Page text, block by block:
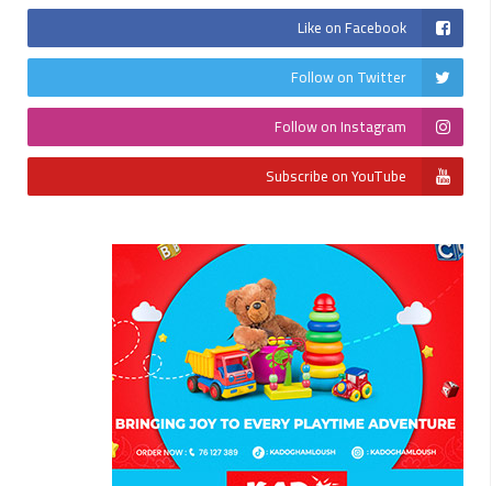
Like on Facebook
Follow on Twitter
Follow on Instagram
Subscribe on YouTube